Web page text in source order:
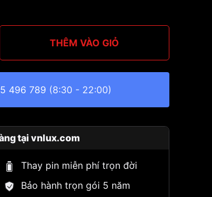
THÊM VÀO GIỎ
496 789 (8:30 - 22:00)
tại vnlux.com
Thay pin miễn phí trọn đời
Bảo hành trọn gói 5 năm